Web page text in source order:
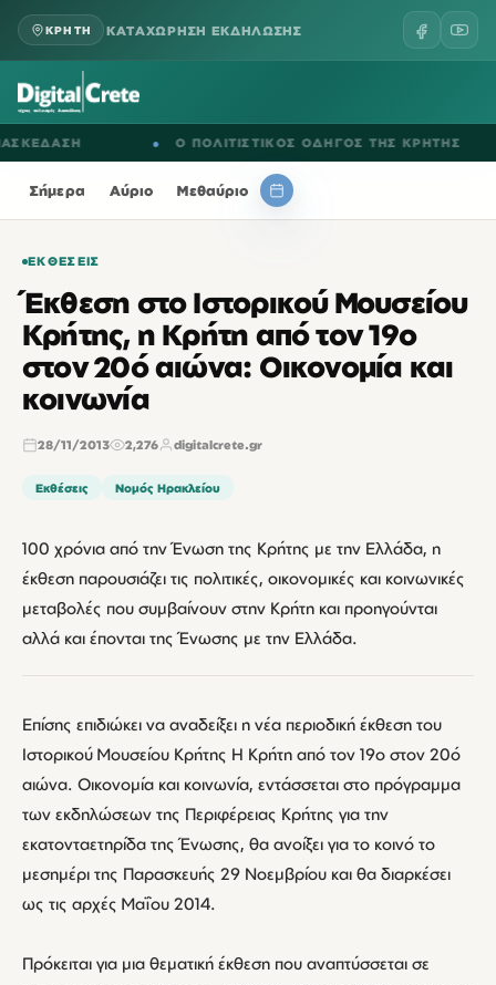
ΚΡΗΤΗ ΚΑΤΑΧΩΡΗΣΗ ΕΚΔΗΛΩΣΗΣ
Ο ΠΟΛΙΤΙΣΤΙΚΟΣ ΟΔΗΓΟΣ ΤΗΣ ΚΡΗΤΗΣ
Σήμερα Αύριο Μεθαύριο
ΕΚΘΈΣΕΙΣ
Έκθεση στο Ιστορικού Μουσείου
Κρήτης, η Κρήτη από τον 19ο
στον 20ό αιώνα: Οικονομία και
κοινωνία
28/11/2013 2,276 digitalcrete.gr
Εκθέσεις Νομός Ηρακλείου
100 χρόνια από την Ένωση της Κρήτης με την Ελλάδα, η
έκθεση παρουσιάζει τις πολιτικές, οικονομικές και κοινωνικές
μεταβολές που συμβαίνουν στην Κρήτη και προηγούνται
αλλά και έπονται της Ένωσης με την Ελλάδα.
Επίσης επιδιώκει να αναδείξει η νέα περιοδική έκθεση του
Ιστορικού Μουσείου Κρήτης Η Κρήτη από τον 19ο στον 20ό
αιώνα. Οικονομία και κοινωνία, εντάσσεται στο πρόγραμμα
των εκδηλώσεων της Περιφέρειας Κρήτης για την
εκατονταετηρίδα της Ένωσης, θα ανοίξει για το κοινό το
μεσημέρι της Παρασκευής 29 Νοεμβρίου και θα διαρκέσει
ως τις αρχές Μαΐου 2014.
Πρόκειται για μια θεματική έκθεση που αναπτύσσεται σε